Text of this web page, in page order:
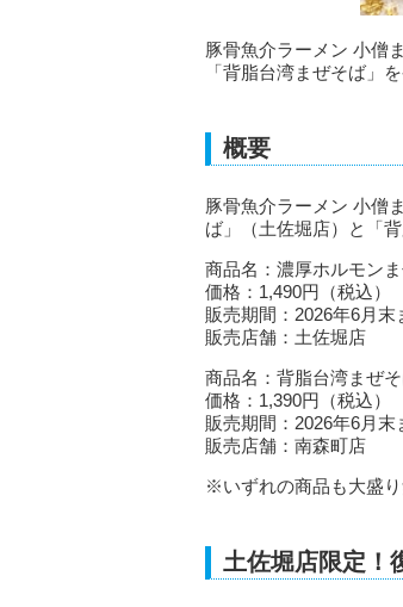
豚骨魚介ラーメン 小僧
「背脂台湾まぜそば」
概要
豚骨魚介ラーメン 小僧
ば」（土佐堀店）と「
商品名：濃厚ホルモン
価格：1,490円（税込）
販売期間：2026年6月末
販売店舗：土佐堀店
商品名：背脂台湾まぜ
価格：1,390円（税込）
販売期間：2026年6月末
販売店舗：南森町店
※いずれの商品も大盛り
土佐堀店限定！